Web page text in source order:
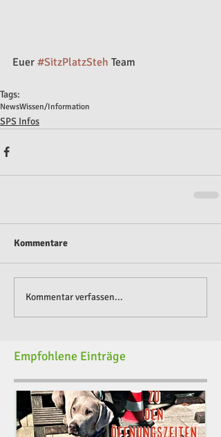
Euer #SitzPlatzSteh Team
Tags:
NewsWissen/Information
SPS Infos
Kommentare
Kommentar verfassen...
Empfohlene Einträge